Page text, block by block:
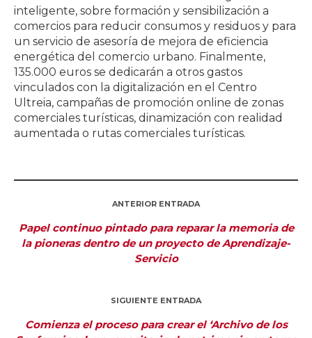
inteligente, sobre formación y sensibilización a
comercios para reducir consumos y residuos y para
un servicio de asesoría de mejora de eficiencia
energética del comercio urbano. Finalmente,
135.000 euros se dedicarán a otros gastos
vinculados con la digitalización en el Centro
Ultreia, campañas de promoción online de zonas
comerciales turísticas, dinamización con realidad
aumentada o rutas comerciales turísticas.
ANTERIOR ENTRADA
Papel continuo pintado para reparar la memoria de
la pioneras dentro de un proyecto de Aprendizaje-
Servicio
SIGUIENTE ENTRADA
Comienza el proceso para crear el ‘Archivo de los